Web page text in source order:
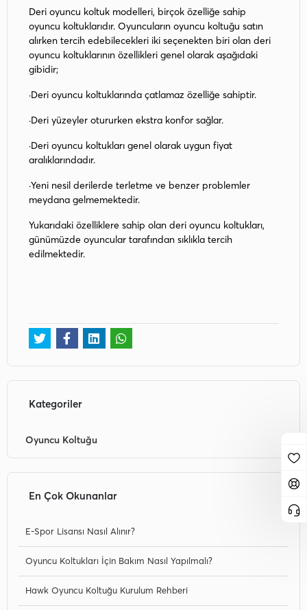
Deri oyuncu koltuk modelleri, birçok özelliğe sahip
oyuncu koltuklarıdır. Oyuncuların oyuncu koltuğu satın
alırken tercih edebilecekleri iki seçenekten biri olan deri
oyuncu koltuklarının özellikleri genel olarak aşağıdaki
gibidir;
·Deri oyuncu koltuklarında çatlamaz özelliğe sahiptir.
·Deri yüzeyler otururken ekstra konfor sağlar.
·Deri oyuncu koltukları genel olarak uygun fiyat
aralıklarındadır.
·Yeni nesil derilerde terletme ve benzer problemler
meydana gelmemektedir.
Yukarıdaki özelliklere sahip olan deri oyuncu koltukları,
günümüzde oyuncular tarafından sıklıkla tercih
edilmektedir.
Kategoriler
Oyuncu Koltuğu
En Çok Okunanlar
E-Spor Lisansı Nasıl Alınır?
Oyuncu Koltukları İçin Bakım Nasıl Yapılmalı?
Hawk Oyuncu Koltuğu Kurulum Rehberi